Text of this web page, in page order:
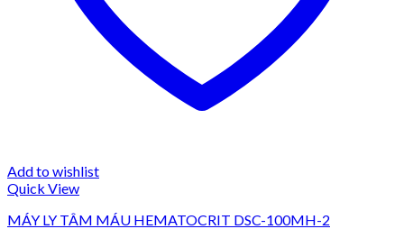
Add to wishlist
Quick View
MÁY LY TÂM MÁU HEMATOCRIT DSC-100MH-2